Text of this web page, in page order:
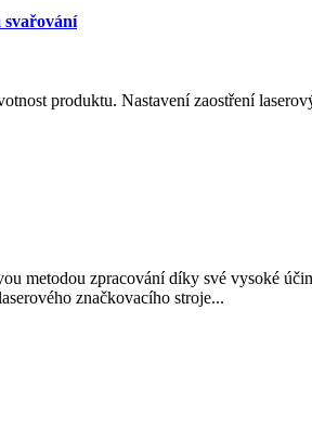
svařování
produktu. Nastavení zaostření
metodou zpracování díky své vysoké
značkovacího stroje...